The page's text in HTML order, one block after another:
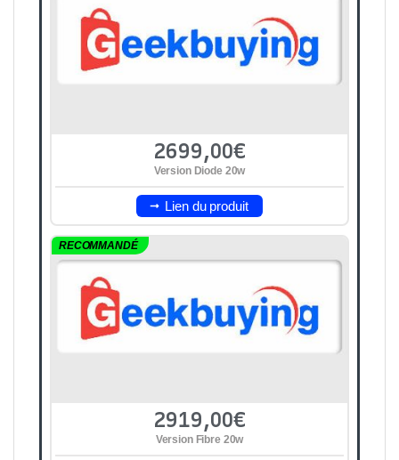
2699,00€
Version Diode 20w
Lien du produit
RECOMMANDÉ
2919,00€
Version Fibre 20w